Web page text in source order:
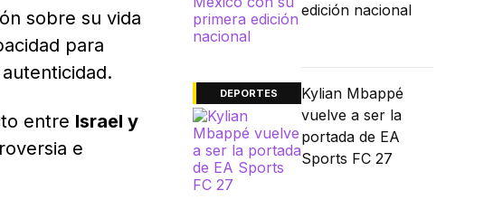
sobre su vida
para
entre Israel y
e
edición nacional
DEPORTES
Kylian Mbappé
vuelve a ser la
portada de EA
Sports FC 27